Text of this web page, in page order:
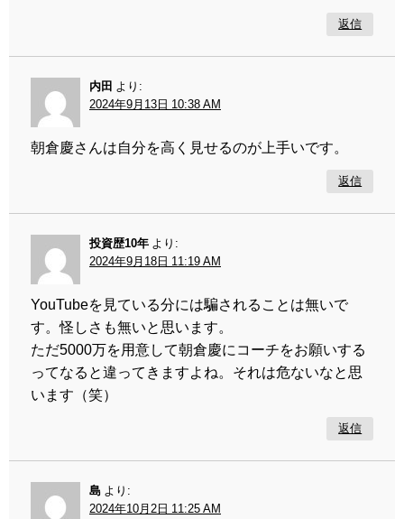
返信
内田
より:
2024年9月13日 10:38 AM
朝倉慶さんは自分を高く見せるのが上手いです。
返信
投資歴10年
より:
2024年9月18日 11:19 AM
YouTubeを見ている分には騙されることは無いで
す。怪しさも無いと思います。
ただ5000万を用意して朝倉慶にコーチをお願いする
ってなると違ってきますよね。それは危ないなと思
います（笑）
返信
島
より:
2024年10月2日 11:25 AM